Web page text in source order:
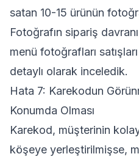
satan 10-15 ürünün
Fotoğrafın sipariş
menü fotoğrafları satışları
detaylı olarak inceledik.
Hata 7: Karekodun
Konumda Olması
Karekod, müşterinin
köşeye yerleştirilmişse,